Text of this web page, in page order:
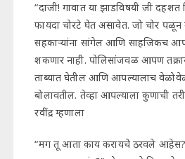
“दाजी! गावात या झाडविषयी जी दहशत
फायदा चोरटे घेत असावेत. जो चोर
सहकाऱ्यांना सांगेल आणि साहजिकच
शकणार नाही. पोलिसांजवळ आपण
ताब्यात घेतील आणि आपल्यालाच
बोलावतील. तेव्हा आपल्याला कुणाची
रवींद्र म्हणाला
“मग तू आता काय करायचे ठरवले आहेस?